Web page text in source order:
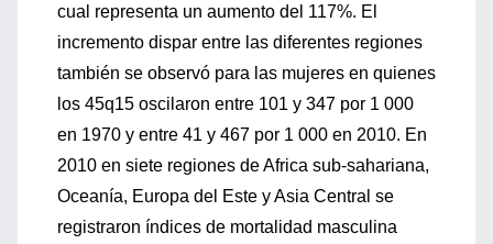
cual representa un aumento del 117%. El
incremento dispar entre las diferentes regiones
también se observó para las mujeres en quienes
los 45q15 oscilaron entre 101 y 347 por 1 000
en 1970 y entre 41 y 467 por 1 000 en 2010. En
2010 en siete regiones de Africa sub-sahariana,
Oceanía, Europa del Este y Asia Central se
registraron índices de mortalidad masculina